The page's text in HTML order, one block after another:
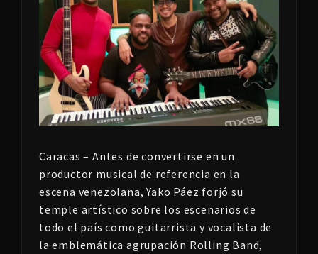
Caracas – Antes de convertirse en un
productor musical de referencia en la
escena venezolana, Yako Páez forjó su
temple artístico sobre los escenarios de
todo el país como guitarrista y vocalista de
la emblemática agrupación Rolling Band,